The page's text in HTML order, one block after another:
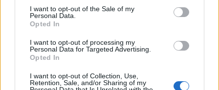
consent section.
I want to opt-out of the Sale of my
Personal Data.
Opted In
I want to opt-out of processing my
Personal Data for Targeted Advertising.
Opted In
I want to opt-out of Collection, Use,
Retention, Sale, and/or Sharing of my
Jókor, de rossz helyen – a kőszegi
IMCS
...avagy miért ne bízzuk üzemeltetőkre a
fejlesztéseket
Budapest HBF• 2022. július 16.